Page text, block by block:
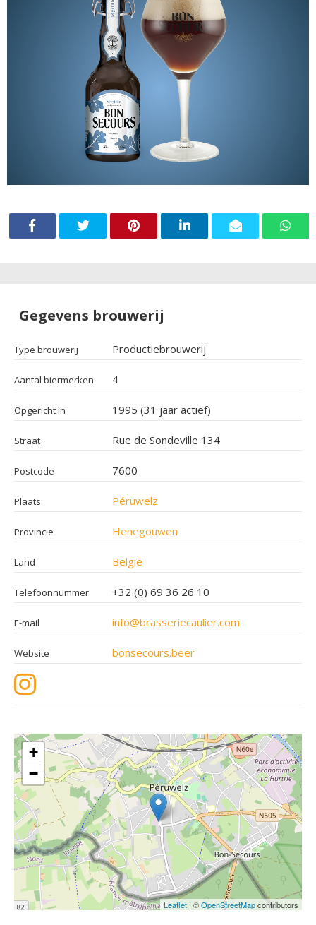
Gegevens brouwerij
Type brouwerij Productiebrouwerij
Aantal biermerken 4
Opgericht in 1995 (31 jaar actief)
Straat Rue de Sondeville 134
Postcode 7600
Plaats Péruwelz
Provincie Henegouwen
Land België
Telefoonnummer +32 (0) 69 36 26 10
E-mail info@brasseriecaulier.com
Website bonsecours.beer
+
−
Leaflet | ©OpenStreetMapcontributors